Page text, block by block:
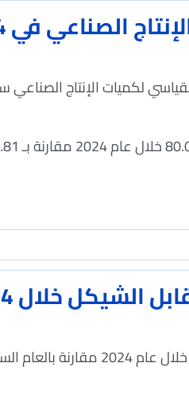
الصناعي في 2024
لكميات الإنتاج
خلال 2024
الاقتصادي- سجل متوسط أسعار صرف العملات الرئيسية في